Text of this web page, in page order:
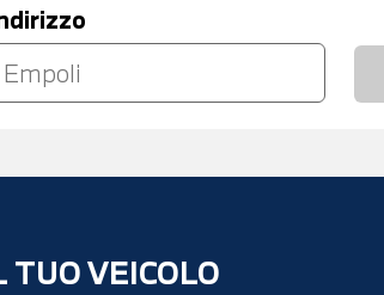
VEICOLO